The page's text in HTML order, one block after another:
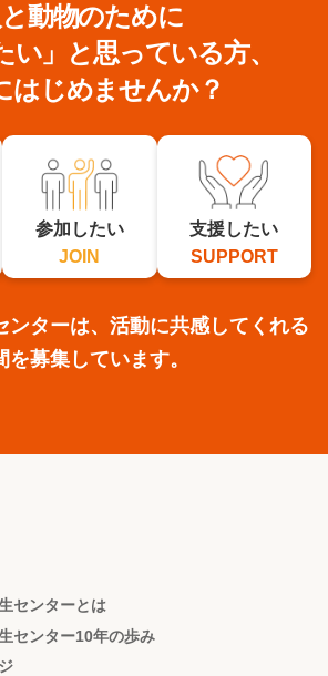
と動物のために
い」と思っている方、
はじめませんか？
参加したい
JOIN
支援したい
SUPPORT
ンターは、活動に共感してくれる
を募集しています。
センターとは
センター10年の歩み